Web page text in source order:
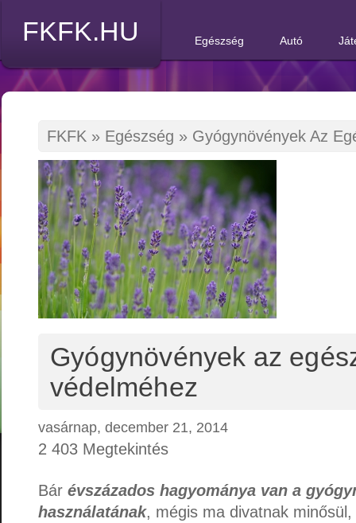
FKFK.HU Egészség Autó
FKFK » Egészség » Gyógynövények Az
Gyógynövények az
védelméhez
vasárnap, december 21, 2014
2 403 Megtekintés
Bár évszázados hagyománya van a
használatának, mégis ma divatnak minősül,